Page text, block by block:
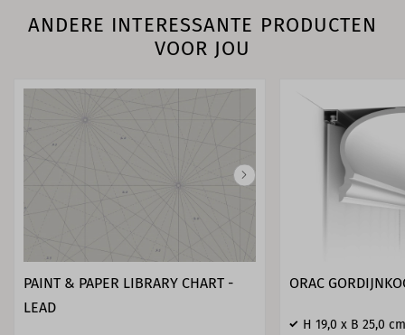
ANDERE INTERESSANTE PRODUCTEN
VOOR JOU
PAINT & PAPER LIBRARY CHART -
LEAD
ORAC
H 19,0 x B 25,0 cm